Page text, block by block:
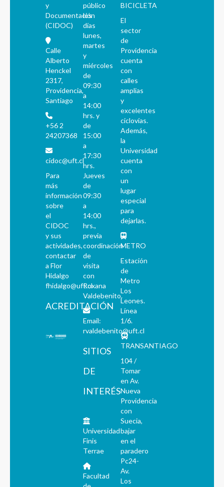
y
Documentación
(CIDOC)
Calle
Alberto
Henckel
2317,
Providencia,
Santiago
+56 2
24207368
cidoc@uft.cl
Para
más
información
sobre
el
CIDOC
y sus
actividades,
contactar
a Flor
Hidalgo
fhidalgo@uft.cl
ACREDITACIÓN
público
los
días
lunes,
martes
y
miércoles
de
09:30
a
14:00
hrs. y
de
15:00
a
17:30
hrs.
Jueves
de
09:30
a
14:00
hrs.,
previa
coordinación
de
visita
con
Roxana
Valdebenito.
Email:
rvaldebenito@uft.cl
SITIOS
DE
INTERÉS
Universidad
Finis
Terrae
Facultad
BICICLETA
El
sector
de
Providencia
cuenta
con
calles
amplias
y
excelentes
ciclovías.
Además,
la
Universidad
cuenta
con
un
lugar
especial
para
dejarlas.
METRO
Estación
de
Metro
Los
Leones.
Línea
1/6.
TRANSANTIAGO
104 /
Tomar
en Av.
Nueva
Providencia
con
Suecia,
bajar
en el
paradero
Pc24-
Av.
Los